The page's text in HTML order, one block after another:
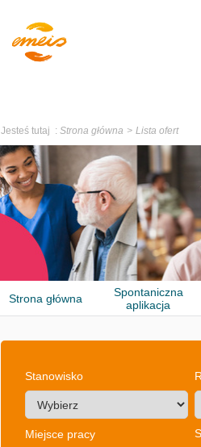
Jesteś tutaj : Strona główna Lista ofert
Strona główna
Spontaniczna
aplikacja
Stanowisko
Miejsce pracy